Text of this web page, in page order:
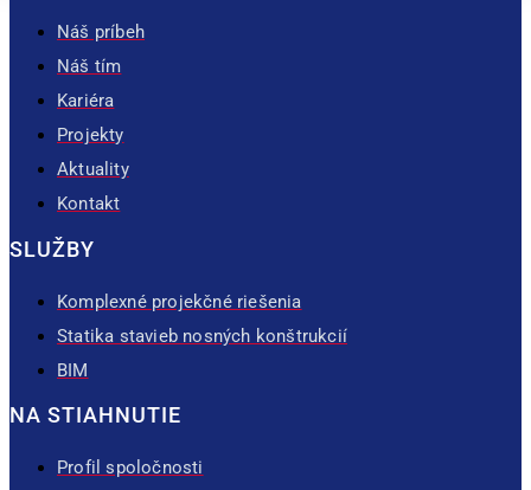
Náš príbeh
Náš tím
Kariéra
Projekty
Aktuality
Kontakt
SLUŽBY
Komplexné projekčné riešenia
Statika stavieb nosných konštrukcií
BIM
NA STIAHNUTIE
Profil spoločnosti